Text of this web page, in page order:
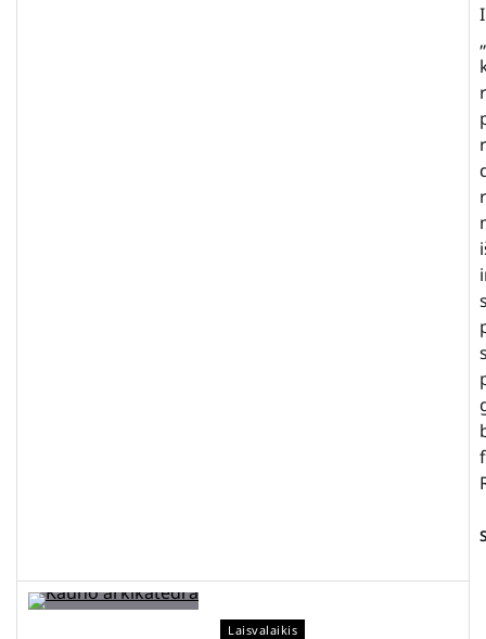
Laisvalaikis